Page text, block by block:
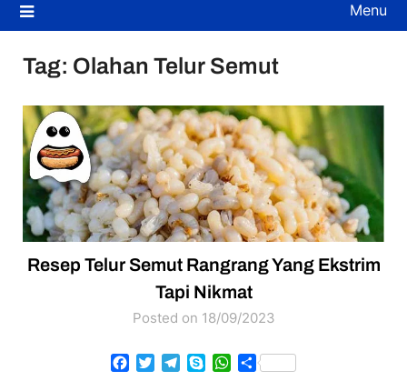
Menu
Tag: Olahan Telur Semut
Resep Telur Semut Rangrang Yang Ekstrim
Tapi Nikmat
Posted on 18/09/2023
Facebook
TwitterTelegram
SkypeWhatsApp
Share